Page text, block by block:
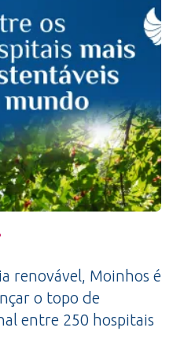
renovável, Moinhos é
o topo de
entre 250 hospitais